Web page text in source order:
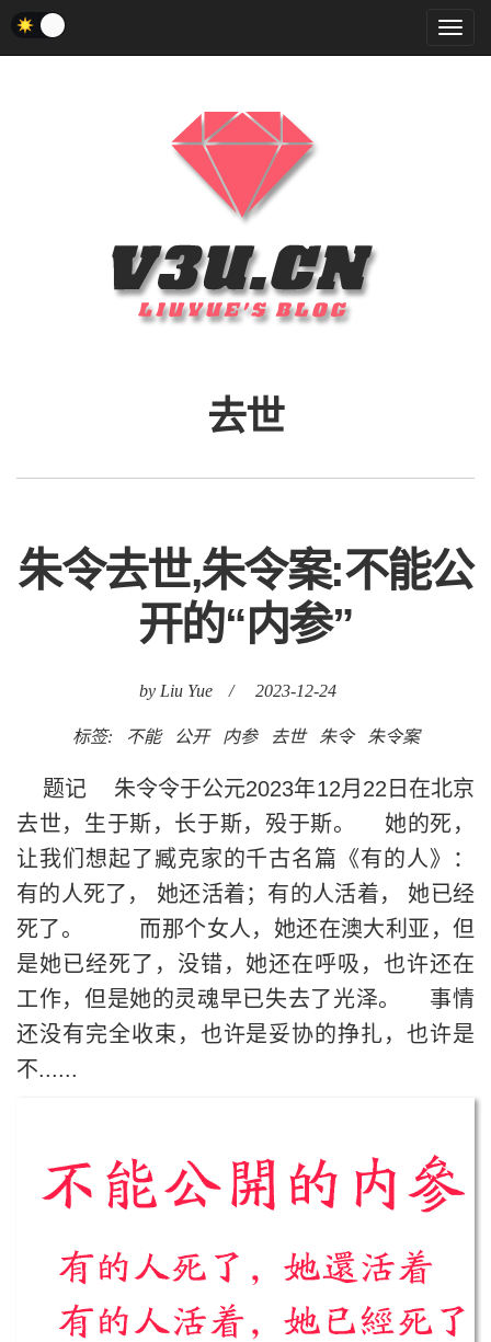
菜
单
去世
朱令去世,朱令案:不能公
开的“内参”
by Liu Yue / 2023-12-24
标签: 不能 公开 内参 去世 朱令 朱令案
题记 朱令令于公元2023年12月22日在北京
去世，生于斯，长于斯，殁于斯。 她的死，
让我们想起了臧克家的千古名篇《有的人》：
有的人死了， 她还活着；有的人活着， 她已经
死了。 而那个女人，她还在澳大利亚，但
是她已经死了，没错，她还在呼吸，也许还在
工作，但是她的灵魂早已失去了光泽。 事情
还没有完全收束，也许是妥协的挣扎，也许是
不......